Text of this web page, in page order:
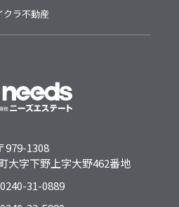
クラ不動産
979-1308
大字下野上字大野462番地
31-0889